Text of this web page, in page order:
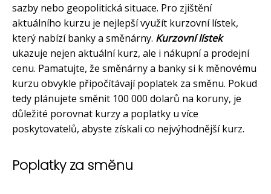
sazby nebo geopolitická situace. Pro zjištění
aktuálního kurzu je nejlepší využít kurzovní lístek,
který nabízí banky a směnárny. Kurzovní lístek
ukazuje nejen aktuální kurz, ale i nákupní a prodejní
cenu. Pamatujte, že směnárny a banky si k měnovému
kurzu obvykle připočítávají poplatek za směnu. Pokud
tedy plánujete směnit 100 000 dolarů na koruny, je
důležité porovnat kurzy a poplatky u více
poskytovatelů, abyste získali co nejvýhodnější kurz.
Poplatky za směnu